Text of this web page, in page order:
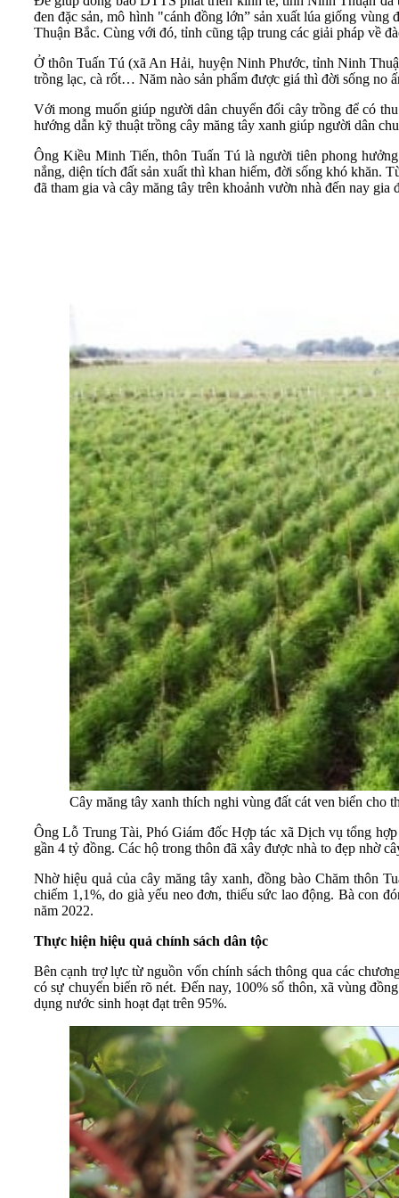
đen đặc sản, mô hình "cánh đồng lớn” sản xuất lúa giống
Thuận Bắc. Cùng với đó, tỉnh cũng tập trung các giải pháp về
Ở thôn Tuấn Tú (xã An Hải, huyện Ninh Phước, tỉnh Ninh
trồng lạc, cà rốt… Năm nào sản phẩm được giá thì đời sống no
Với mong muốn giúp người dân chuyển đổi cây trồng để có
hướng dẫn kỹ thuật trồng cây măng tây xanh giúp người dân
Ông Kiều Minh Tiến, thôn Tuấn Tú là người tiên phong
nắng, diện tích đất sản xuất thì khan hiếm, đời sống khó khăn.
đã tham gia và cây măng tây trên khoảnh vườn nhà đến nay
Cây măng tây xanh thích nghi vùng đất cát ven biển cho
Ông Lỗ Trung Tài, Phó Giám đốc Hợp tác xã Dịch vụ tổng
gần 4 tỷ đồng. Các hộ trong thôn đã xây được nhà to đẹp nhờ
Nhờ hiệu quả của cây măng tây xanh, đồng bào Chăm thôn
chiếm 1,1%, do già yếu neo đơn, thiếu sức lao động. Bà con
năm 2022.
Thực hiện hiệu quả chính sách dân tộc
Bên cạnh trợ lực từ nguồn vốn chính sách thông qua các
có sự chuyển biến rõ nét. Đến nay, 100% số thôn, xã vùng
dụng nước sinh hoạt đạt trên 95%.